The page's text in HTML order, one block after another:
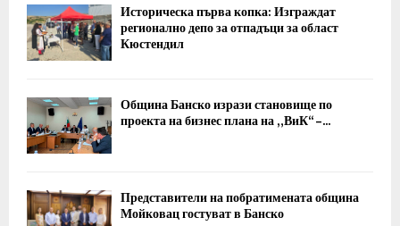
Историческа първа копка: Изграждат
регионално депо за отпадъци за област
Кюстендил
Община Банско изрази становище по
проекта на бизнес плана на „ВиК“ –...
Представители на побратимената община
Мойковац гостуват в Банско